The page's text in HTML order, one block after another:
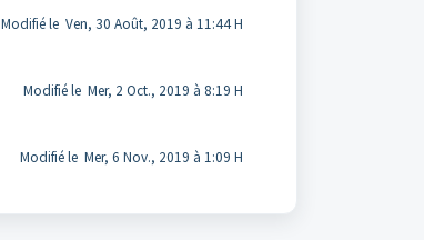
Modifié le Ven, 30 Août, 2019 à 11:44 H
Modifié le Mer, 2 Oct., 2019 à 8:19 H
Modifié le Mer, 6 Nov., 2019 à 1:09 H